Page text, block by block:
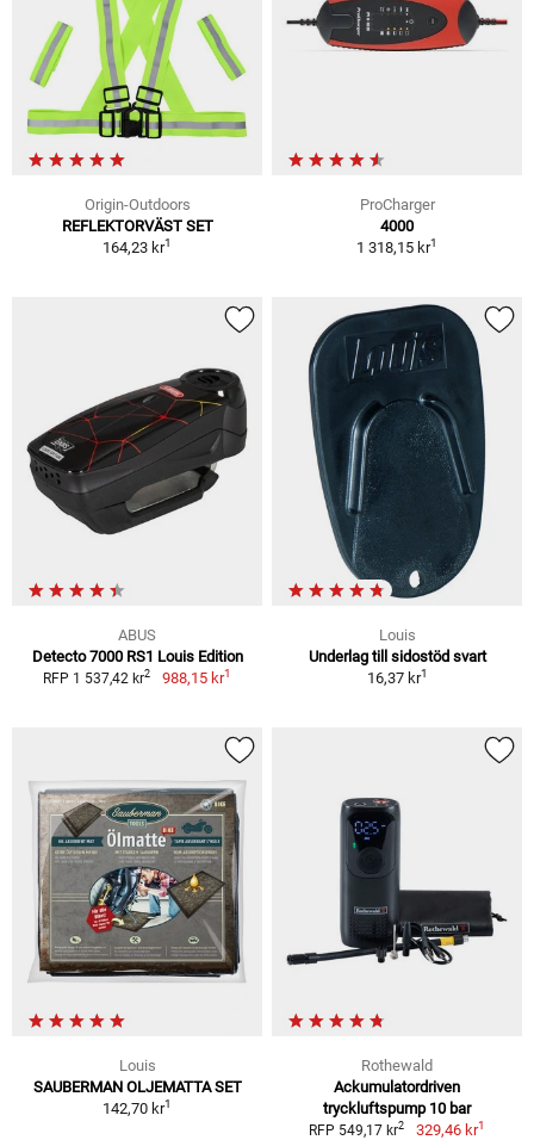
Origin-Outdoors
REFLEKTORVÄST SET
164,23 kr1
ProCharger
4000
1 318,15 kr1
ABUS
Detecto 7000 RS1 Louis Edition
RFP 1 537,42 kr2 988,15 kr1
Louis
Underlag till sidostöd svart
16,37 kr1
Louis
SAUBERMAN OLJEMATTA SET
142,70 kr1
Rothewald
Ackumulatordriven
tryckluftspump 10 bar
RFP 549,17 kr2 329,46 kr1